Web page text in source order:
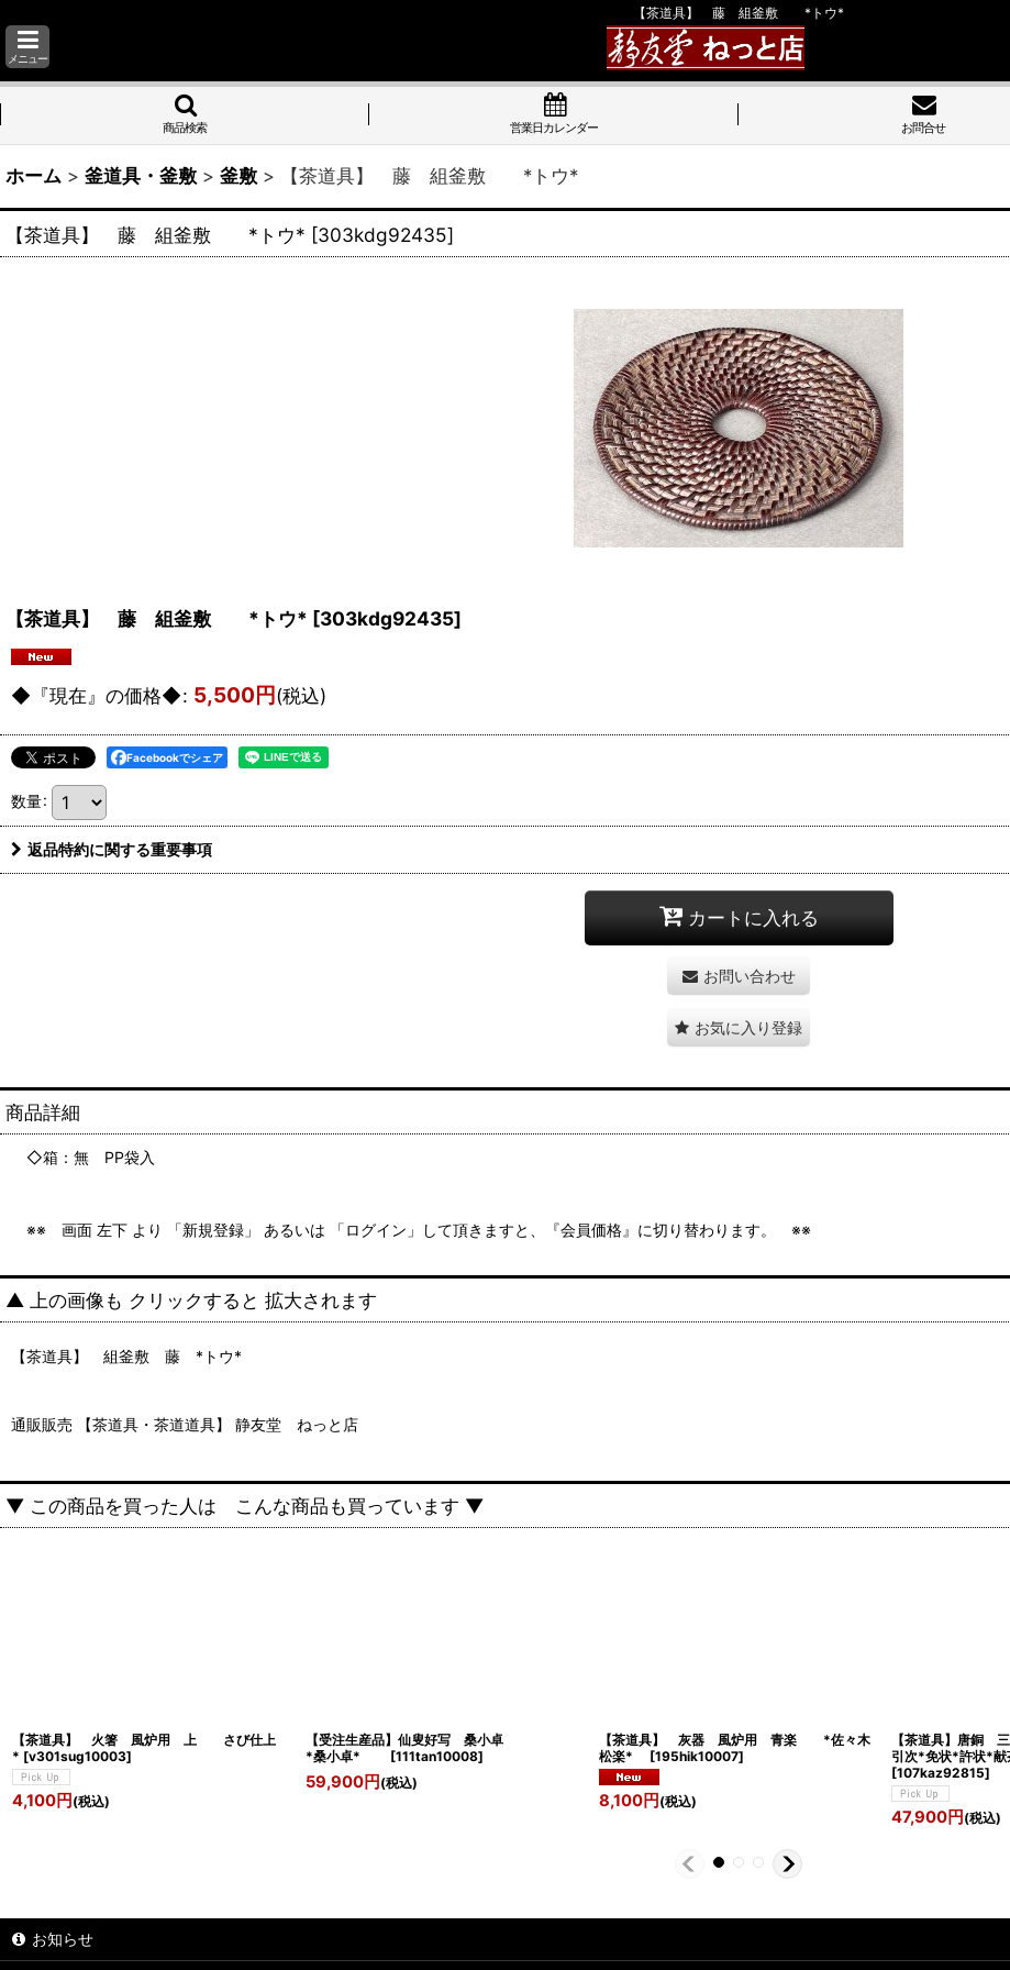
【茶道具】 藤 組釜敷 *トウ*
メニュー
商品検索 営業日カレンダー お問合せ
ホーム > 釜道具・釜敷 > 釜敷 > 【茶道具】 藤 組釜敷 *トウ*
【茶道具】 藤 組釜敷 *トウ* [303kdg92435]
【茶道具】 藤 組釜敷 *トウ* [303kdg92435]
◆『現在』の価格◆: 5,500円(税込)
Facebookでシェア
数量:
返品特約に関する重要事項
カートに入れる
お問い合わせ
お気に入り登録
商品詳細
◇箱：無 PP袋入
※※ 画面 左下 より 「新規登録」 あるいは 「ログイン」して頂きますと、『会員価格』に切り替わります。 ※※
▲ 上の画像も クリックすると 拡大されます
【茶道具】 組釜敷 藤 *トウ*
通販販売 【茶道具・茶道道具】 静友堂 ねっと店
▼ この商品を買った人は こんな商品も買っています ▼
【茶道具】 火箸 風炉用 上 さび仕上
* [v301sug10003]
4,100円 (税込)
【受注生産品】仙叟好写 桑小卓
*桑小卓*
[111tan10008]
59,900円 (税込)
【茶道具】 灰器 風炉用 青楽 *佐々木
松楽*
[195hik10007]
8,100円 (税込)
【茶道具】唐
引次*免状*許状*
[107kaz92815]
47,900円 (税込)
お知らせ